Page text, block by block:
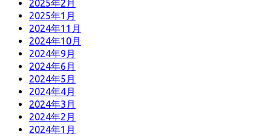
2025年2月
2025年1月
2024年11月
2024年10月
2024年9月
2024年6月
2024年5月
2024年4月
2024年3月
2024年2月
2024年1月